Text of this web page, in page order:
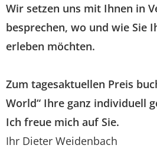
Wir setzen uns mit Ihnen in
besprechen, wo und wie Sie
erleben möchten.
Zum tagesaktuellen Preis
World“ Ihre ganz individuell
Ich freue mich auf Sie.
Ihr Dieter Weidenbach